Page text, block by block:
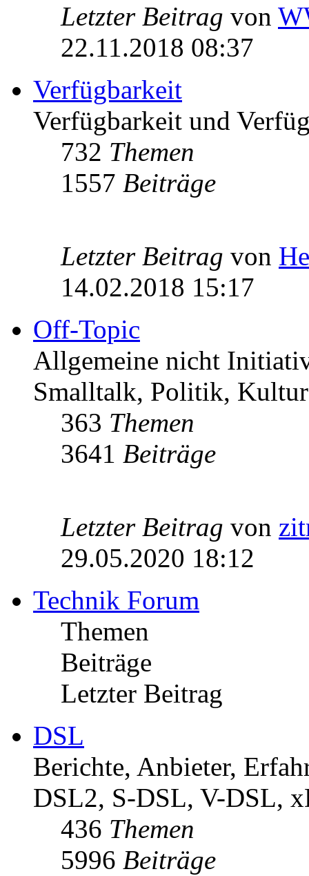
Letzter Beitrag von
22.11.2018 08:37
Verfügbarkeit
Verfügbarkeit und
732 Themen
1557 Beiträge
Letzter Beitrag von
14.02.2018 15:17
Off-Topic
Allgemeine nicht
Smalltalk, Politik, Kultur
363 Themen
3641 Beiträge
Letzter Beitrag von
29.05.2020 18:12
Technik Forum
Themen
Beiträge
Letzter Beitrag
DSL
Berichte, Anbieter,
DSL2, S-DSL, V-DSL,
436 Themen
5996 Beiträge